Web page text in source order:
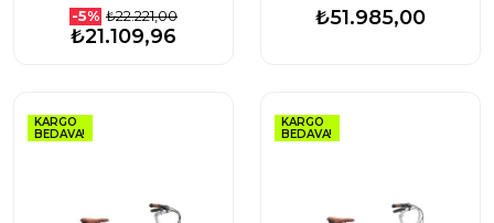
-5% ₺22.221,00
₺21.109,96
₺51.985,00
KARGO
BEDAVA!
KARGO
BEDAVA!